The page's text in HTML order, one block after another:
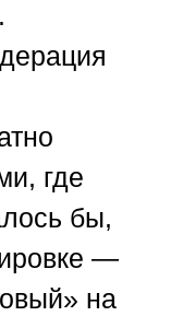
где
бы,
—
на